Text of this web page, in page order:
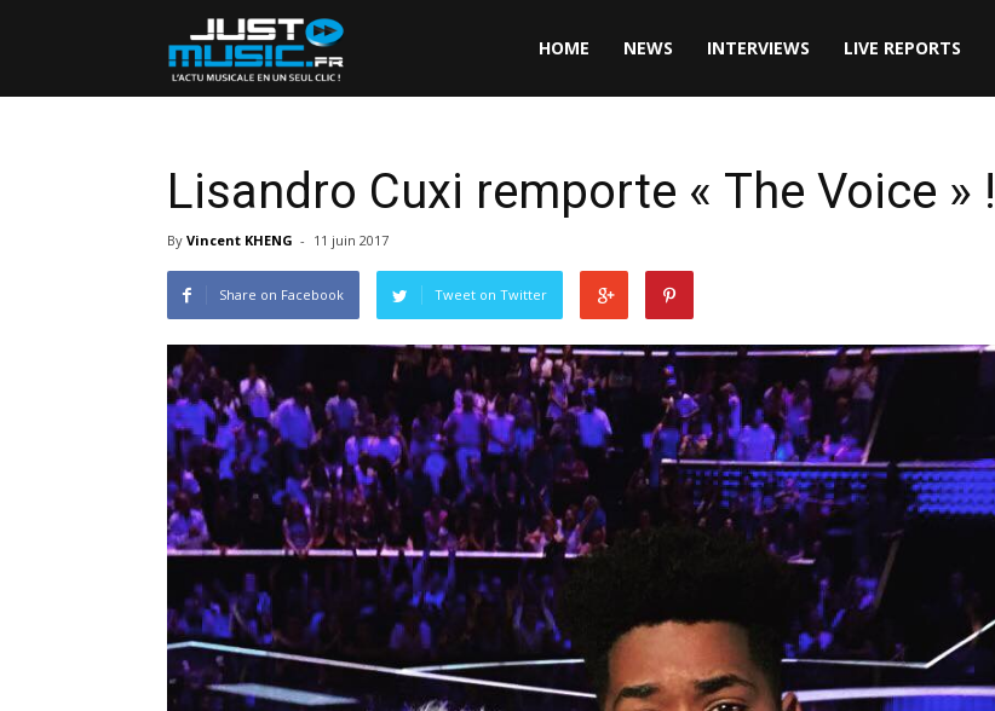
HOME NEWS INTERVIEWS LIVE REPORTS
Lisandro Cuxi remporte « The Voice » !
By Vincent KHENG - 11 juin 2017
Share on Facebook Tweet on Twitter